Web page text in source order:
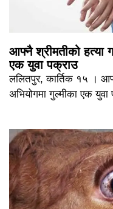
आफ्नै श्रीमतीको हत्या
एक युवा पक्राउ
ललितपुर, कार्तिक १५ ।
अभियोगमा गुल्मीका एक युवा